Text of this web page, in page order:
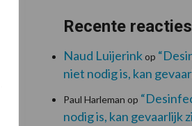
Recente reacties
Naud Luijerinkop
niet nodig is, kan
Paul Harleman op
nodig is, kan gevaarlijk